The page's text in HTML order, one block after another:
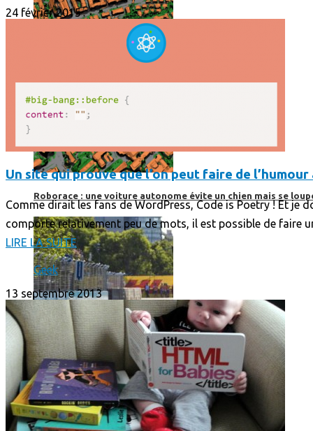
Roborace : une voiture autonome évite un chien mais se
24 février 2015
Un site qui prouve que l’on peut faire de
Comme dirait les fans de WordPress, Code is Poetry ! Et je
comporte relativement peu de mots, il est possible de faire
LIRE LA SUITE
Geek
13 septembre 2013